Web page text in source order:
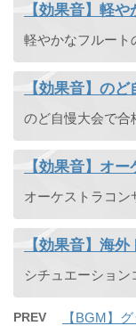
【効果音】軽
【効果音】の
【効果音】オ
【効果音】海
シチュエーション
PREV 【BGM】